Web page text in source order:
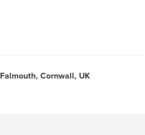
Falmouth, Cornwall, UK